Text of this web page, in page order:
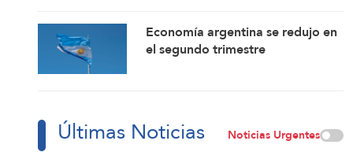
disposición a retomar sus
compromisos
Economía argentina se redujo en
el segundo trimestre
Últimas Noticias Noticias Urgentes